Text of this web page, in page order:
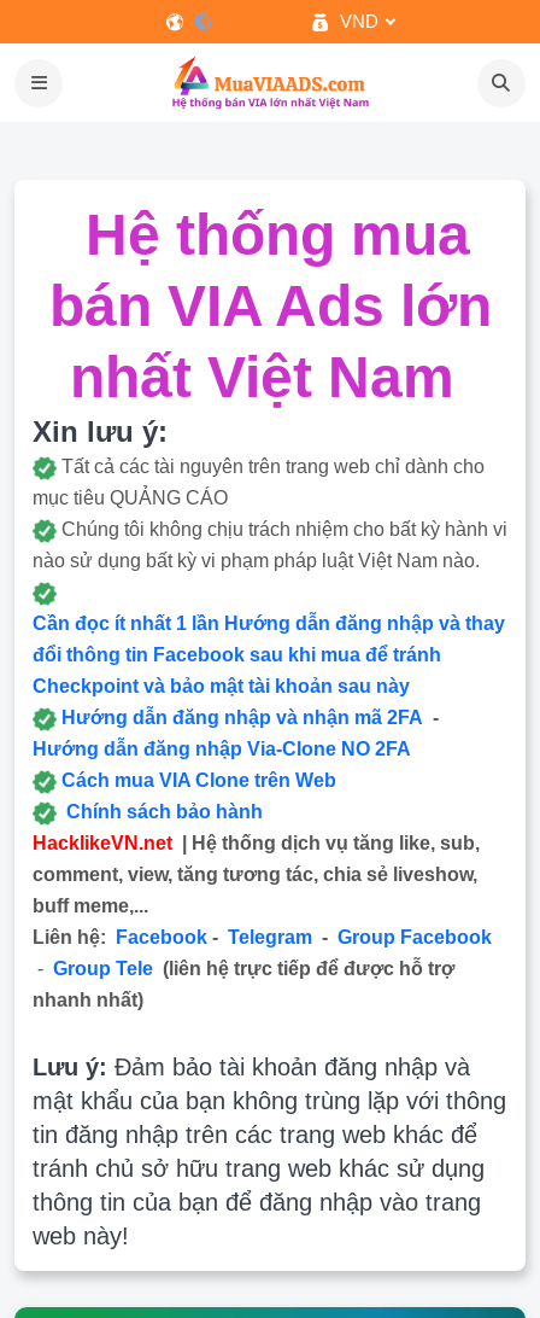
VND
Hệ thống mua
bán VIA Ads lớn
nhất Việt Nam
Xin lưu ý:
Tất cả các tài nguyên trên trang web chỉ dành cho
mục tiêu QUẢNG CÁO
Chúng tôi không chịu trách nhiệm cho bất kỳ hành vi
nào sử dụng bất kỳ vi phạm pháp luật Việt Nam nào.
Cần đọc ít nhất 1 lần Hướng dẫn đăng nhập và thay
đổi thông tin Facebook sau khi mua để tránh
Checkpoint và bảo mật tài khoản sau này
Hướng dẫn đăng nhập và nhận mã 2FA -
Hướng dẫn đăng nhập Via-Clone NO 2FA
Cách mua VIA Clone trên Web
Chính sách bảo hành
HacklikeVN.net | Hệ thống dịch vụ tăng like, sub,
comment, view, tăng tương tác, chia sẻ liveshow,
buff meme,...
Liên hệ:
Facebook - Telegram - Group Facebook
- Group Tele (liên hệ trực tiếp để được hỗ trợ
nhanh nhất)
Lưu ý: Đảm bảo tài khoản đăng nhập và
mật khẩu của bạn không trùng lặp với thông
tin đăng nhập trên các trang web khác để
tránh chủ sở hữu trang web khác sử dụng
thông tin của bạn để đăng nhập vào trang
web này!